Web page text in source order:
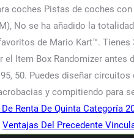
Renta De Quinta Categoría
Ventajas Del Precedente